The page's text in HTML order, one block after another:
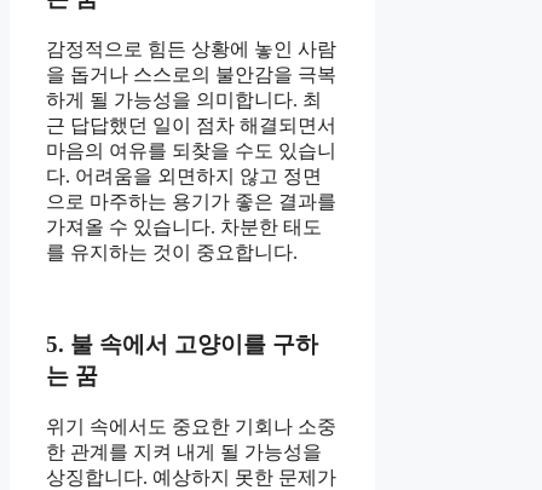
감정적으로 힘든 상황에 놓인 사람
을 돕거나 스스로의 불안감을 극복
하게 될 가능성을 의미합니다. 최
근 답답했던 일이 점차 해결되면서
마음의 여유를 되찾을 수도 있습니
다. 어려움을 외면하지 않고 정면
으로 마주하는 용기가 좋은 결과를
가져올 수 있습니다. 차분한 태도
를 유지하는 것이 중요합니다.
5. 불 속에서 고양이를 구하
는 꿈
위기 속에서도 중요한 기회나 소중
한 관계를 지켜 내게 될 가능성을
상징합니다. 예상하지 못한 문제가